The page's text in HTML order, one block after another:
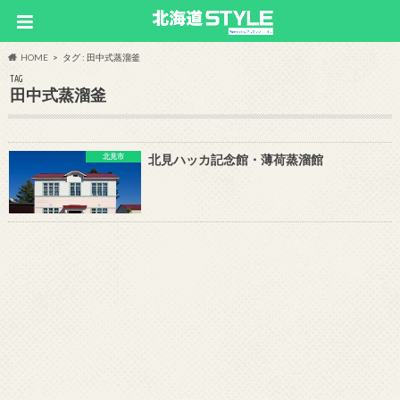
HOME タグ : 田中式蒸溜釜
TAG
田中式蒸溜釜
北見市 北見ハッカ記念館・薄荷蒸溜館